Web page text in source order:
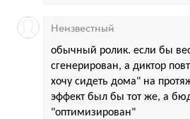
обычный ролик. если бы
сгенерирован, а диктор
хочу сидеть дома" на
эффект был бы тот же, а
"оптимизирован"
Неизвестный